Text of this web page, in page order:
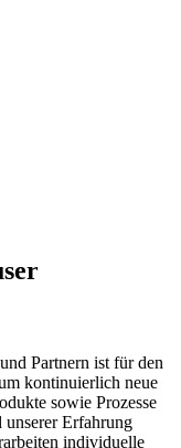
Partnern ist für den
kontinuierlich neue
sowie Prozesse
Erfahrung
individuelle